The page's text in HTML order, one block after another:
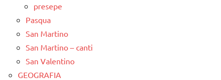
presepe
Pasqua
San Martino
San Martino – canti
San Valentino
GEOGRAFIA